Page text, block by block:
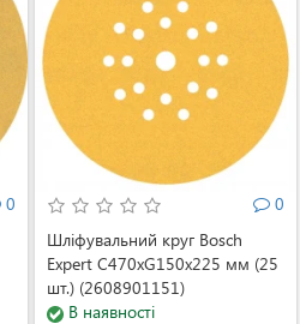
0
0
Шліфувальний круг Bosch
Expert C470xG150x225 мм (25
шт.) (2608901151)
В наявності